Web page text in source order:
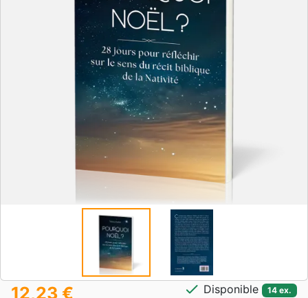
12,23 € check Disponible 14 ex.